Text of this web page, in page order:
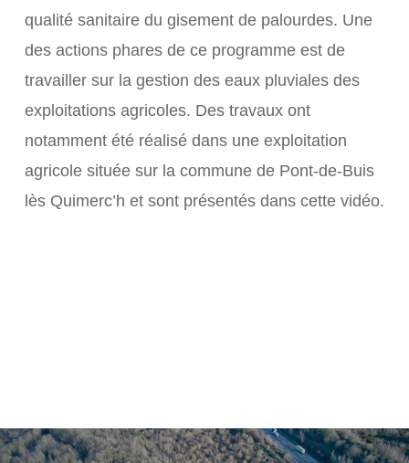
qualité sanitaire du gisement de palourdes. Une
des actions phares de ce programme est de
travailler sur la gestion des eaux pluviales des
exploitations agricoles. Des travaux ont
notamment été réalisé dans une exploitation
agricole située sur la commune de Pont-de-Buis
lès Quimerc’h et sont présentés dans cette vidéo.